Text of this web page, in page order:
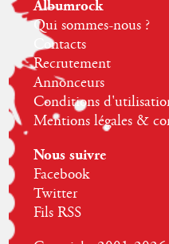
Albumrock
Qui sommes-nous ?
Contacts
Recrutement
Annonceurs
Conditions
Mentions légales &
Nous suivre
Facebook
Twitter
Fils RSS